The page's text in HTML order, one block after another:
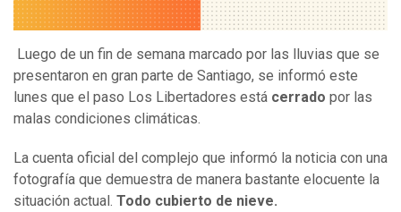
Luego de un fin de semana marcado por las lluvias que se
presentaron en gran parte de Santiago, se informó este
lunes que el paso Los Libertadores está cerrado por las
malas condiciones climáticas.
La cuenta oficial del complejo que informó la noticia con una
fotografía que demuestra de manera bastante elocuente la
situación actual. Todo cubierto de nieve.